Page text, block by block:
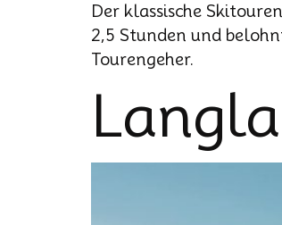
Der klassische
2,5 Stunden und
Tourengeher.